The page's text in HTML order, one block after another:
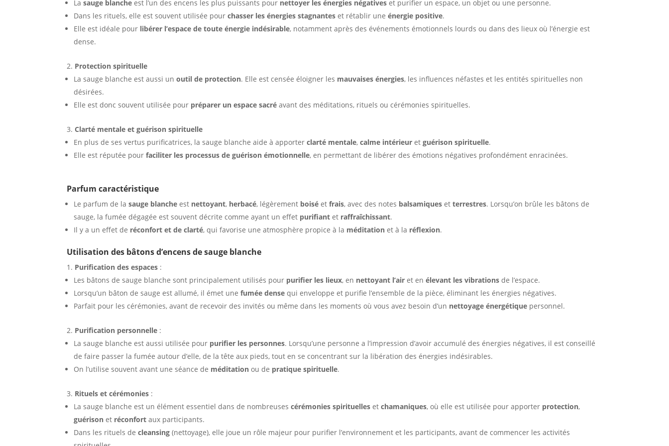
Lasauge blanche est l’un des encens les plus puissants pour nettoyer les énergies négatives et purifier un espace, un objet ou une personne.
Dans les rituels, elle est souvent utilisée pourchasser les énergies stagnantes et rétablir uneénergie positive.
Elle est idéale pour libérer l’espace de toute énergie indésirable, notamment après des événements émotionnels lourds ou dans des lieux où l’énergie est
dense.
Protection spirituelle
La sauge blanche est aussi unoutil de protection. Elle est censée éloigner les mauvaises énergies, les influences néfastes et les entités spirituelles non
désirées.
Elle est donc souvent utilisée pour préparer un espace sacré avant des méditations, rituels ou cérémonies spirituelles.
Clarté mentale et guérison spirituelle
En plus de ses vertus purificatrices, la sauge blanche aide à apporterclarté mentale,calme intérieur etguérison spirituelle.
Elle est réputée pourfaciliter les processus de guérison émotionnelle, en permettant de libérer des émotions négatives profondément enracinées.
Parfum caractéristique
Le parfum de lasauge blanche est nettoyant, herbacé, légèrement boisé etfrais, avec des notes balsamiques etterrestres. Lorsqu’on brûle les bâtons de
sauge, la fumée dégagée est souvent décrite comme ayant un effet purifiant et raffraîchissant.
Il y a un effet de réconfort et de clarté, qui favorise une atmosphère propice à la méditation et à la réflexion.
Utilisation des bâtons d’encens de sauge blanche
Purification des espaces :
Les bâtons de sauge blanche sont principalement utilisés pour purifier les lieux, en nettoyant l’air et enélevant les vibrations de l’espace.
Lorsqu’un bâton de sauge est allumé, il émet unefumée dense qui enveloppe et purifie l’ensemble de la pièce, éliminant les énergies négatives.
Parfait pour les cérémonies, avant de recevoir des invités ou même dans les moments où vous avez besoin d’un nettoyage énergétique personnel.
Purification personnelle :
La sauge blanche est aussi utilisée pour purifier les personnes. Lorsqu’une personne a l’impression d’avoir accumulé des énergies négatives, il est conseillé
de faire passer la fumée autour d’elle, de la tête aux pieds, tout en se concentrant sur la libération des énergies indésirables.
On l’utilise souvent avant une séance de méditation ou de pratique spirituelle.
Rituels et cérémonies :
La sauge blanche est un élément essentiel dans de nombreusescérémonies spirituelles etchamaniques, où elle est utilisée pour apporter protection,
guérison et réconfort aux participants.
Dans les rituels decleansing (nettoyage), elle joue un rôle majeur pour purifier l’environnement et les participants, avant de commencer les activités